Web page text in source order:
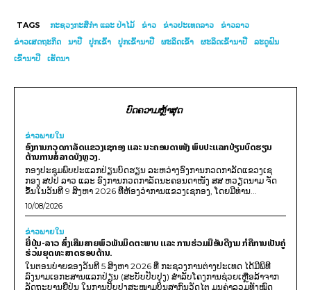
TAGS ກະຊວງກະສິກຳ ແລະ ປ່າໄມ້ ຂ່າວ ຂ່າວປະເທດລາວ
ຂ່າວລາວ
ຂ່າວເສດຖະກິດ
ນາປີ ປູກເຂົ້າ ປູກເຂົ້ານາປີ ຜະລິດເຂົ້າ ຜະລິດເຂົ້ານາປີ
ລະດູຝົນ
ເຂົ້ານາປີ
ເຮັດນາ
ບົດຄວາມຫຼ້າສຸດ
ຂ່າວພາຍ​ໃນ
ອົງການກວດກາລັດແຂວງເຊກອງ ແລະ ນະຄອນດາໜັງ ພົບປະແລກປ່ຽນບົດຮຽນ
ຕ້ານການສໍ້ລາດບັງຫຼວງ.
ກອງປະຊຸມພົບປະແລກປ່ຽນບົດຮຽນ ລະຫວ່າງອົງການກວດກາລັດແຂວງເຊ
ກອງ ສປປ ລາວ ແລະ ອົງການກວດກາລັດນະຄອນດາໜັງ ສສ ຫວຽດນາມ ຈັດ
ຂຶ້ນໃນວັນທີ 9 ສິງຫາ 2026 ທີ່ຫ້ອງວ່າການແຂວງເຊກອງ, ໂດຍມີທ່ານ...
10/08/2026
ຂ່າວພາຍ​ໃນ
ຍີ່ປຸ່ນ-ລາວ ສົ່ງເສີມສາຍພົວພັນມິດຕະພາບ ແລະ ການຮ່ວມມືອັນດີງາມ ກໍຄືການເປັນຄູ່
ຮ່ວມຍຸດທະສາດຮອບດ້ານ.
ໃນຕອນບ່າຍຂອງວັນທີ 5 ສິງຫາ 2026 ທີ່ ກະຊວງການຕ່າງປະເທດ ໄດ້ມີພິທີ
ລົງນາມເອກະສານແລກປ່ຽນ (ສະບັບປັບປຸງ) ສໍາລັບໂຄງການຊ່ວຍເຫຼືອລ້າຈາກ
ລັດຖະບານຍີ່ປຸ່ນ ໃນການປັບປຸງສະໜາມບິນສາກົນວັດໄຕ ມູນຄ່າລວມທັງໝົດ